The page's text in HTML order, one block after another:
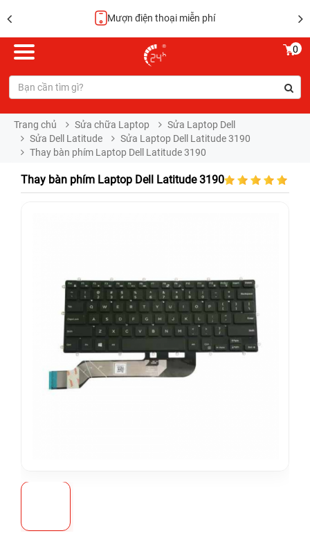
Hoàn tiền 100%
0
Trang chủ Sửa chữa Laptop
Sửa Laptop Dell
Sửa Dell Latitude
Sửa Laptop Dell Latitude 3190
Thay bàn phím Laptop Dell Latitude 3190
Thay bàn phím Laptop Dell Latitude 3190